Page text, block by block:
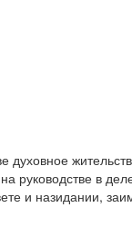
духовное
руководстве в
и назидании,